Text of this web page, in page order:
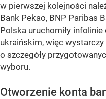
w pierwszej kolejności
Bank Pekao, BNP Paribas
Polska uruchomiły infolinie
ukraińskim, więc
o szczegóły
wyboru.
Otworzenie konta